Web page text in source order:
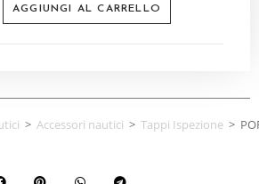
AGGIUNGI AL CARRELLO
> Accessori nautici > Tappi Ispezione >